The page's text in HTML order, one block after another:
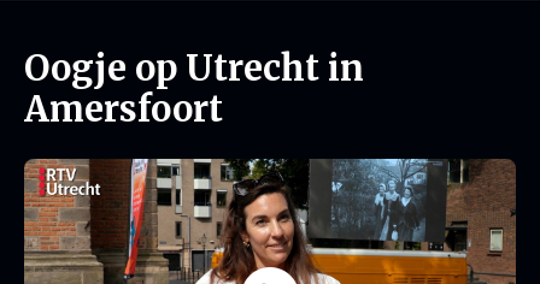
Oogje op Utrecht in
Amersfoort